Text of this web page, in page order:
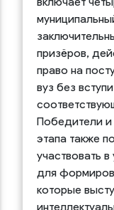
призёров,
право на
вуз без
Победители и
этапа также
участвовать
для
которые